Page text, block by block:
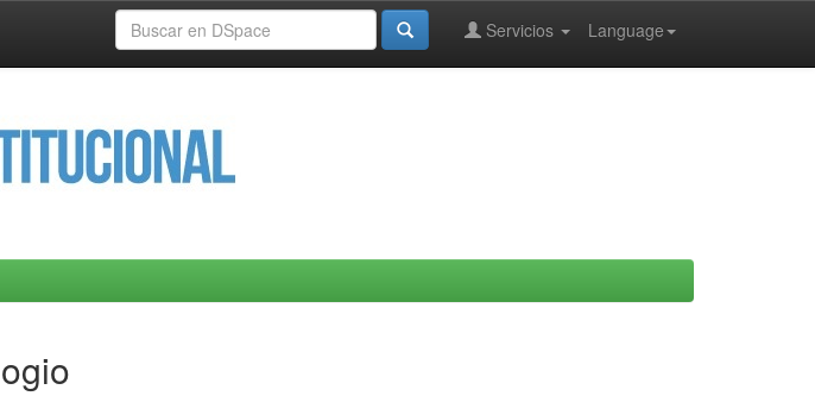
Language
Servicios